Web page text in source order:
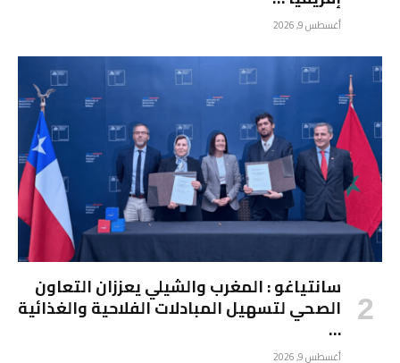
أغسطس 9, 2026
سانتياغو : المغرب والشيلي يعززان التعاون
الصحي لتسهيل المبادلات الفلاحية والغذائية
…
أغسطس 9, 2026